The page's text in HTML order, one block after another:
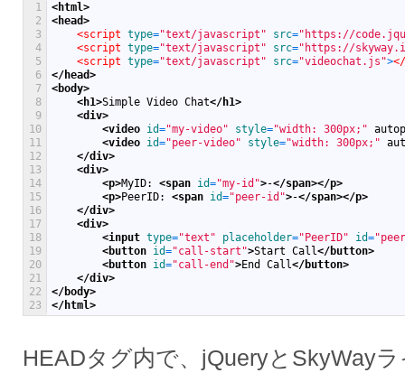
1
2
3
4
5
6
7
8
9
10
11
12
13
14
15
16
17
18
19
20
21
22
23
<html>
<head>
<script type="text/javascript" src="https://
<script type="text/javascript" src="https://
<script type="text/javascript" src="videochat.js">
</head>
<body>
<h1>Simple Video Chat</h1>
<div>
<video id="my-video" style="width: 300px;"
<video id="peer-video" style="width: 300px;"
</div>
<div>
<p>MyID: <span id="my-id">-</span></p>
<p>PeerID: <span id="peer-id">-</span></p>
</div>
<div>
<input type="text" placeholder="PeerID" id=
<button id="call-start">Start Call</button>
<button id="call-end">End Call</button>
</div>
</body>
</html>
HEADタグ内で、jQueryとSkyWay